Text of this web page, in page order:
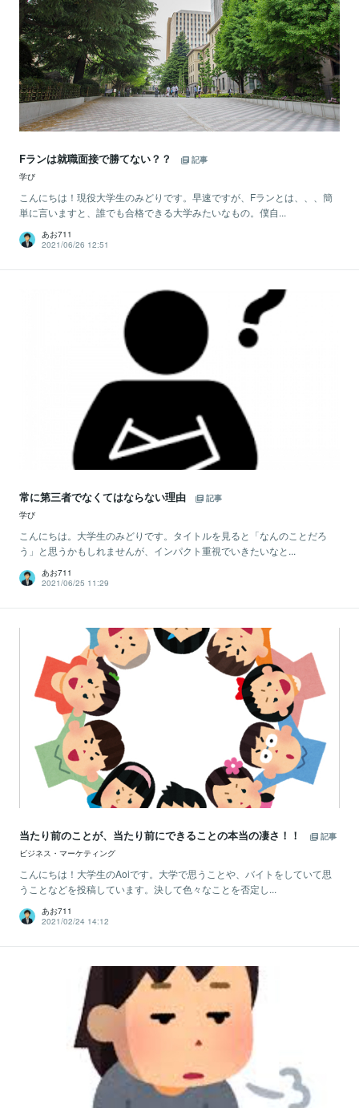
Fランは就職面接で勝てない？？
記事
学び
こんにちは！現役大学生のみどりです。早速ですが、Fランとは、、、簡
単に言いますと、誰でも合格できる大学みたいなもの。僕自...
あお711
2021/06/26 12:51
常に第三者でなくてはならない理由
記事
学び
こんにちは。大学生のみどりです。タイトルを見ると「なんのことだろ
う」と思うかもしれませんが、インパクト重視でいきたいなと...
あお711
2021/06/25 11:29
当たり前のことが、当たり前にできることの本当の凄さ！！
記事
ビジネス・マーケティング
こんにちは！大学生のAoiです。大学で思うことや、バイトをしていて思
うことなどを投稿しています。決して色々なことを否定し...
あお711
2021/02/24 14:12